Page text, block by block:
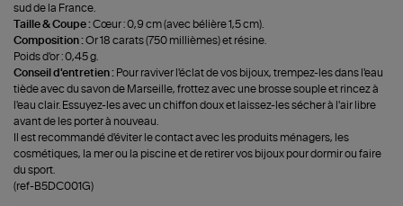
sud de la France.
Taille & Coupe :Cœur : 0,9 cm (avec bélière 1,5 cm).
Composition :Or 18 carats (750 millièmes) et résine.
Poids d'or : 0,45 g.
Conseil d'entretien : Pour raviver l'éclat de vos bijoux, trempez-les dans l'eau
tiède avec du savon de Marseille, frottez avec une brosse souple et rincez à
l'eau clair. Essuyez-les avec un chiffon doux et laissez-les sécher à l'air libre
avant de les porter à nouveau.
Il est recommandé d'éviter le contact avec les produits ménagers, les
cosmétiques, la mer ou la piscine et de retirer vos bijoux pour dormir ou faire
du sport.
(ref-B5DC001G)